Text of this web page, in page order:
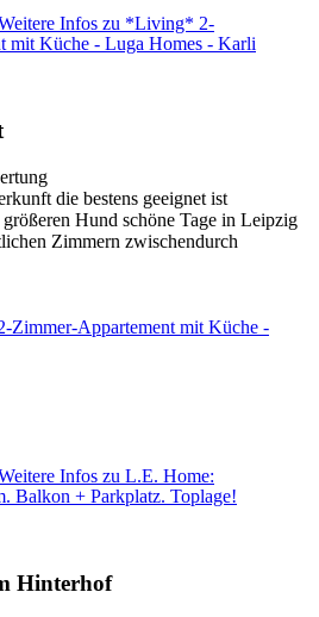
Infos zu *Living* 2-
mit Küche - Luga Homes - Karli
die bestens geeignet ist
Hund schöne Tage in Leipzig
Zimmern zwischendurch
Appartement mit Küche -
Infos zu L.E. Home:
Balkon + Parkplatz. Toplage!
Hinterhof